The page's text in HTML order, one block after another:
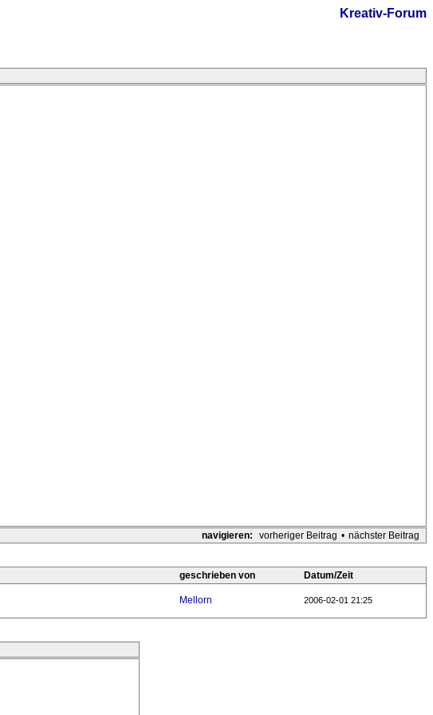
Kreativ-Forum
navigieren: vorheriger Beitrag • nächster Beitrag
geschrieben von Datum/Zeit
Mellorn 2006-02-01 21:25